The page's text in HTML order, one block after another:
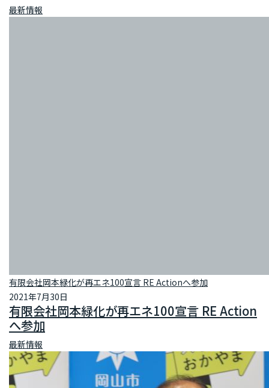
最新情報
有限会社岡本緑化が再エネ100宣言 RE Actionへ参加
2021年7月30日
有限会社岡本緑化が再エネ100宣言 RE Action
へ参加
最新情報